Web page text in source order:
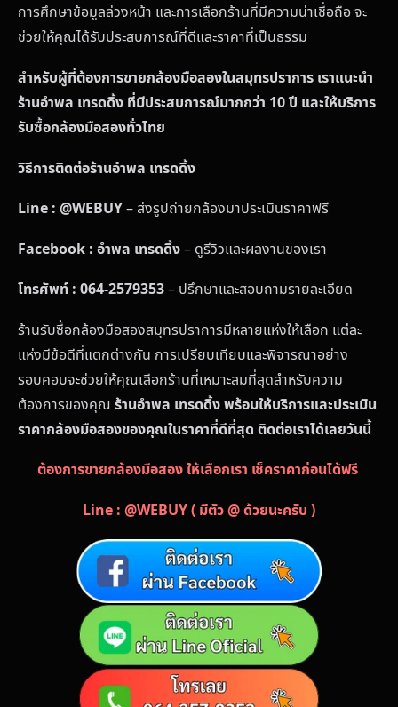
การศึกษาข้อมูลล่วงหน้า และการเลือกร้านที่มีความน่าเชื่อถือ จะ
ช่วยให้คุณได้รับประสบการณ์ที่ดีและราคาที่เป็นธรรม
สำหรับผู้ที่ต้องการขายกล้องมือสองในสมุทรปราการ เราแนะนำ
ร้านอำพล เทรดดิ้ง ที่มีประสบการณ์มากกว่า 10 ปี และให้บริการ
รับซื้อกล้องมือสองทั่วไทย
วิธีการติดต่อร้านอำพล เทรดดิ้ง
Line : @WEBUY– ส่งรูปถ่ายกล้องมาประเมินราคาฟรี
Facebook : อำพล เทรดดิ้ง– ดูรีวิวและผลงานของเรา
โทรศัพท์ : 064-2579353– ปรึกษาและสอบถามรายละเอียด
ร้านรับซื้อกล้องมือสองสมุทรปราการมีหลายแห่งให้เลือก แต่ละ
แห่งมีข้อดีที่แตกต่างกัน การเปรียบเทียบและพิจารณาอย่าง
รอบคอบจะช่วยให้คุณเลือกร้านที่เหมาะสมที่สุดสำหรับความ
ต้องการของคุณ ร้านอำพล เทรดดิ้ง พร้อมให้บริการและประเมิน
ราคากล้องมือสองของคุณในราคาที่ดีที่สุด ติดต่อเราได้เลยวันนี้
ต้องการขายกล้องมือสอง ให้เลือกเรา เช็คราคาก่อนได้ฟรี
Line : @WEBUY ( มีตัว @ ด้วยนะครับ )